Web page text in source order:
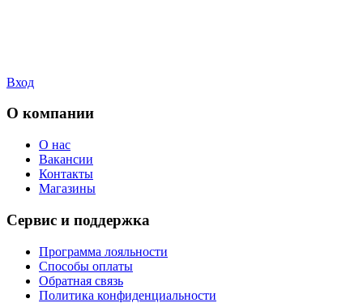
Вход
О компании
О нас
Вакансии
Контакты
Магазины
Сервис и поддержка
Программа лояльности
Способы оплаты
Обратная связь
Политика конфиденциальности